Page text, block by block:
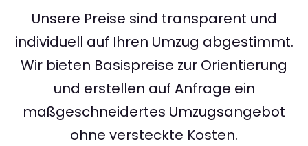
Unsere Preise sind transparent und
individuell auf Ihren Umzug abgestimmt.
Wir bieten Basispreise zur Orientierung
und erstellen auf Anfrage ein
maßgeschneidertes Umzugsangebot
ohne versteckte Kosten.